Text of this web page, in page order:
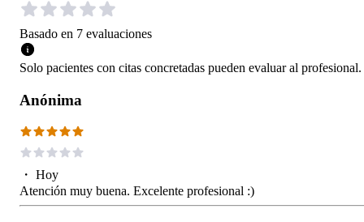
Basado en 7 evaluaciones
Solo pacientes con citas concretadas pueden evaluar al profesional.
Anónima
・ Hoy
Atención muy buena. Excelente profesional :)